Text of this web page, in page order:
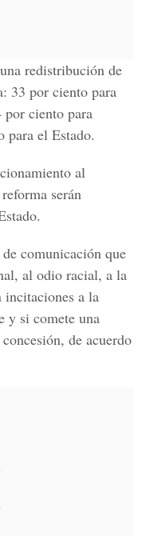
redistribución de
33 por ciento para
ciento para
para el Estado.
al
serán
comunicación que
al odio racial, a la
incitaciones a la
y si comete una
de acuerdo